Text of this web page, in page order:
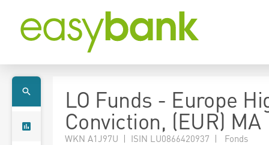
LO Funds - Europe
Conviction, (EUR) MA
WKN A1J97U | ISIN LU0866420937 | Fonds